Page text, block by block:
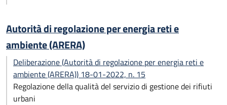
Autorità di regolazione per energia reti e
ambiente (ARERA)
Deliberazione (Autorità di regolazione per energia reti e
ambiente (ARERA)) 18-01-2022, n. 15
Regolazione della qualità del servizio di gestione dei rifiuti
urbani